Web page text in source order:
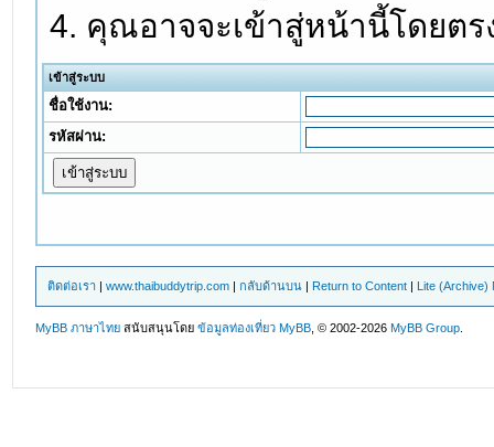
คุณอาจจะเข้าสู่หน้านี้โดยต
เข้าสู่ระบบ
ชื่อใช้งาน:
รหัสผ่าน:
ติดต่อเรา |www.thaibuddytrip.com |กลับด้านบน | Return to Content | Lite (Archive)
MyBB ภาษาไทย สนับสนุนโดยข้อมูลท่องเที่ยว MyBB , © 2002-2026MyBB Group